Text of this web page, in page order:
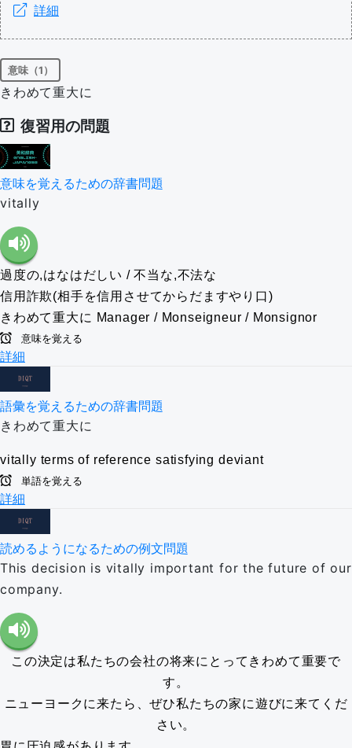
詳細
意味（1）
きわめて重大に
復習用の問題
意味を覚えるための辞書問題
vitally
過度の,はなはだしい / 不当な,不法な
信用詐欺(相手を信用させてからだますやり口)
きわめて重大に Manager / Monseigneur / Monsignor
意味を覚える
詳細
語彙を覚えるための辞書問題
きわめて重大に
vitally terms of reference satisfying deviant
単語を覚える
詳細
読めるようになるための例文問題
This decision is vitally important for the future of our
company.
この決定は私たちの会社の将来にとってきわめて重要で
す。
ニューヨークに来たら、ぜひ私たちの家に遊びに来てくだ
さい。